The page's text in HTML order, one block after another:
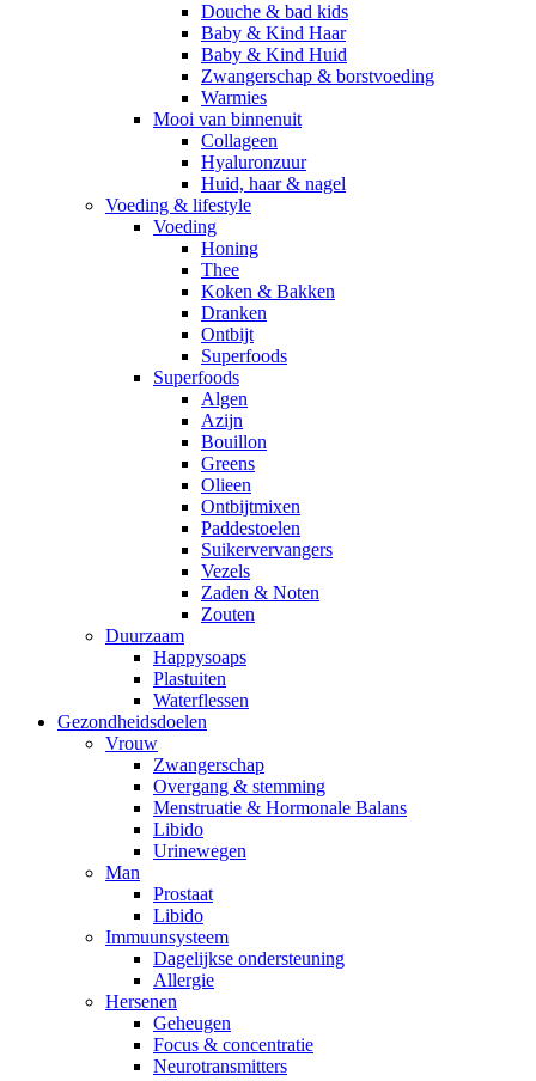
Douche & bad kids
Baby & Kind Haar
Baby & Kind Huid
Zwangerschap & borstvoeding
Warmies
Mooi van binnenuit
Collageen
Hyaluronzuur
Huid, haar & nagel
Voeding & lifestyle
Voeding
Honing
Thee
Koken & Bakken
Dranken
Ontbijt
Superfoods
Superfoods
Algen
Azijn
Bouillon
Greens
Olieen
Ontbijtmixen
Paddestoelen
Suikervervangers
Vezels
Zaden & Noten
Zouten
Duurzaam
Happysoaps
Plastuiten
Waterflessen
Gezondheidsdoelen
Vrouw
Zwangerschap
Overgang & stemming
Menstruatie & Hormonale Balans
Libido
Urinewegen
Man
Prostaat
Libido
Immuunsysteem
Dagelijkse ondersteuning
Allergie
Hersenen
Geheugen
Focus & concentratie
Neurotransmitters